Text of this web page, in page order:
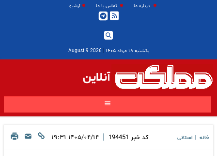
درباره ما تماس با ما آرشیو
یکشنبه ۱۸ مرداد ۱۴۰۵ |
2026 August 9
آنلاین
خانه استانی کد خبر 194451
| ۱۴۰۵/۰۴/۱۴ ۱۹:۳۱